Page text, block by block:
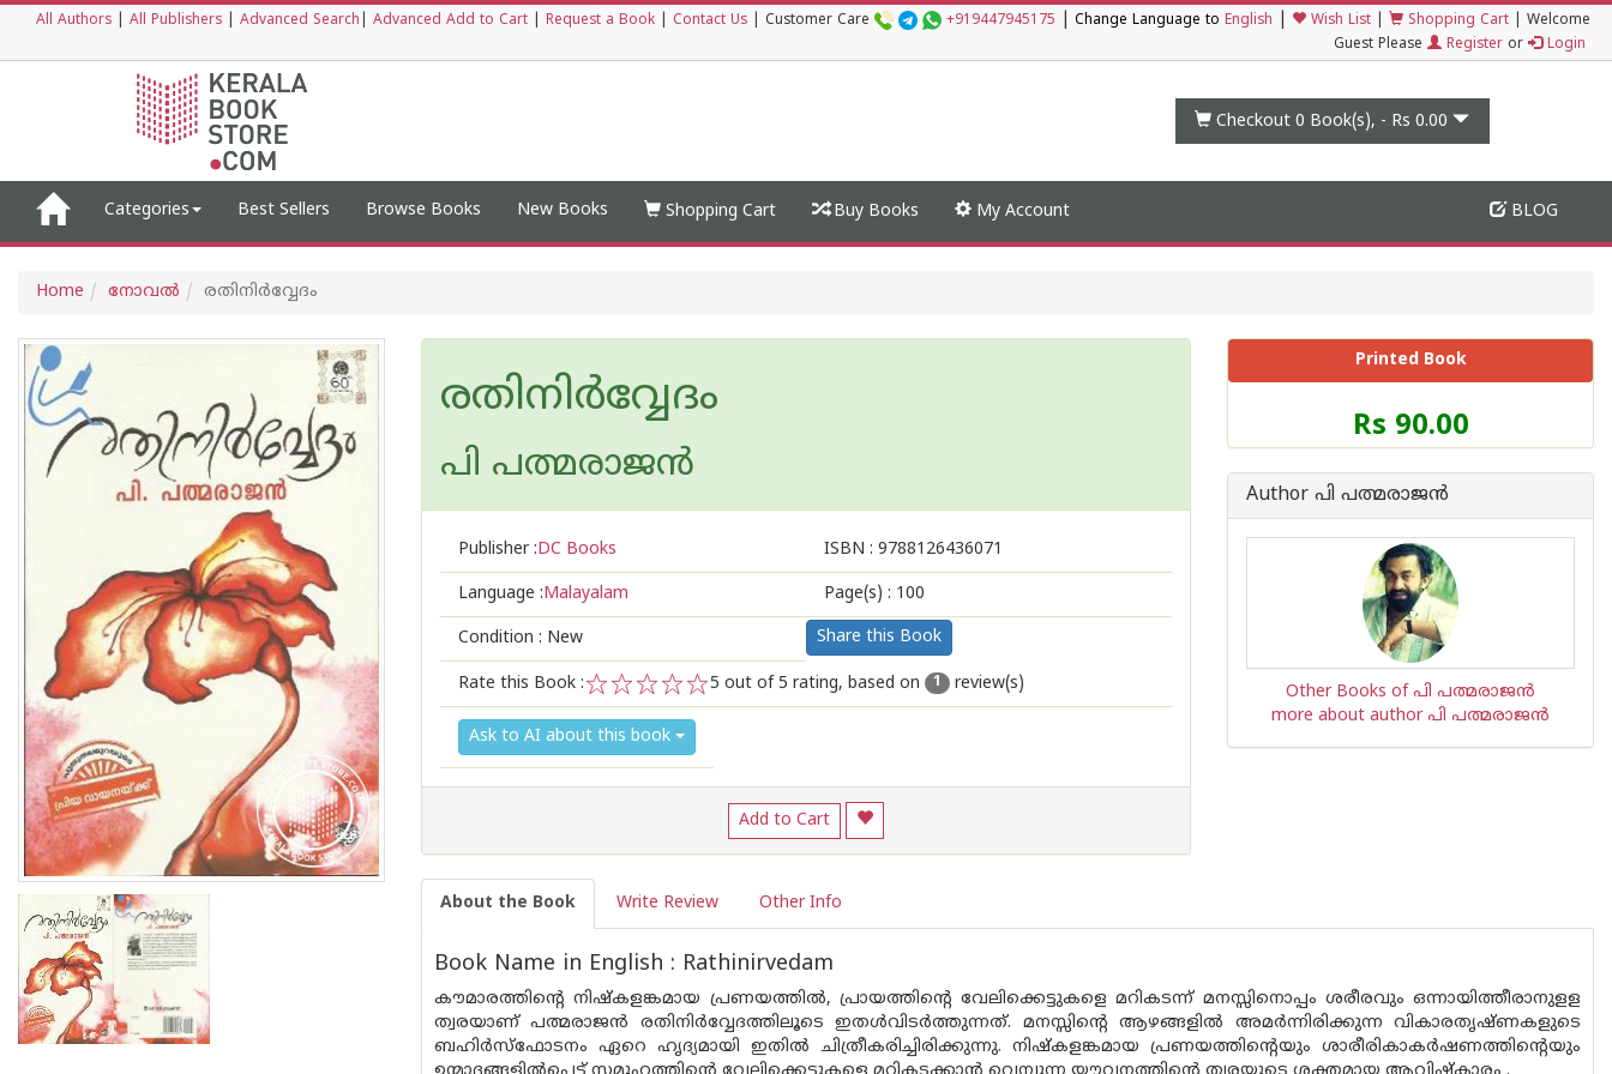
All Authors All Publishers Advanced Search Advanced Add to Cart Request a Book Contact Us Customer Care +919447945175 Change Language to English Wish List Shopping Cart
Welcome
Guest Please
Register or Login
Checkout 0 Book(s), - Rs 0.00
Categories Best Sellers Browse Books New Books Shopping Cart Buy Books My Account BLOG
Home നോവല്‍ രതിനിര്‍വ്വേദം
രതിനിര്‍വ്വേദം
പി പത്മരാജന്‍
Publisher :DC Books ISBN : 9788126436071
Language :Malayalam Page(s) : 100
Condition : New
Rate this Book :
5
4
3
2
1
5 out of 5 rating, based on 1 review(s)
Share this Book
Ask to AI about this book
Add to Cart
Printed Book
Price
of
Book
Rs 90.00
Author പി പത്മരാജന്‍
Other Books of പി പത്മരാജന്‍
more about author പി പത്മരാജന്‍
About the Book Write Review Other Info
Book Name in English : Rathinirvedam
കൗമാരത്തിന്റെ നിഷ്കളങ്കമായ പ്രണയത്തില്‍, പ്രായത്തിന്റെ വേലിക്കെട്ടുകളെ മറികടന്ന് മനസ്സിനൊപ്പം ശരീരവും ഒന്നായിത്തീരാനുളള
ത്വരയാണ് പത്മരാജ‌ന്‍ രതിനിര്‍വ്വേദത്തിലൂടെ ഇതള്‍വിടര്‍ത്തുന്നത്. മനസ്സിന്റെ ആഴങ്ങളില്‍ അമര്‍ന്നിരിക്കുന്ന വികാരതൃഷ്ണകളുടെ
ബഹിര്‍സ്ഫോടനം ഏറെ ഹൃദ്യമായി ഇതില്‍ ചിത്രീകരിച്ചിരിക്കുന്നു. നിഷ്കളങ്കമായ പ്രണയത്തിന്റെയും ശാരീരികാകര്‍ഷണത്തിന്റെയും